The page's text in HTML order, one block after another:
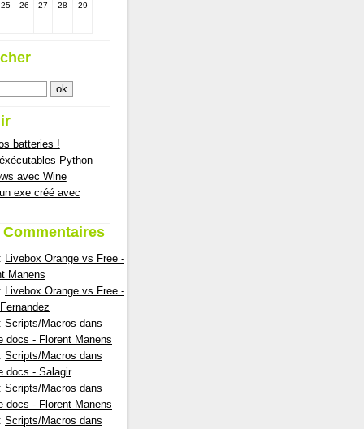
25 26 27 28 29
batteries !
Python
avec Wine
exe créé avec
Livebox Orange vs Free -
Manens
Livebox Orange vs Free -
Scripts/Macros dans
docs - Florent Manens
Scripts/Macros dans
docs - Salagir
Scripts/Macros dans
docs - Florent Manens
Scripts/Macros dans